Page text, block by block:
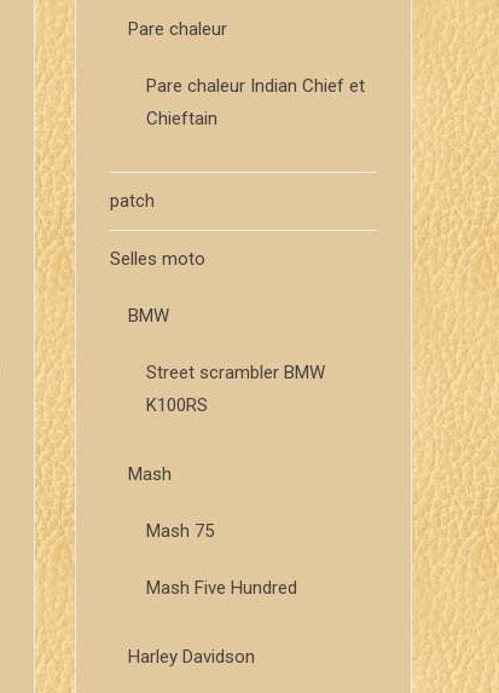
Pare chaleur
Pare chaleur Indian Chief et
Chieftain
patch
Selles moto
BMW
Street scrambler BMW
K100RS
Mash
Mash 75
Mash Five Hundred
Harley Davidson